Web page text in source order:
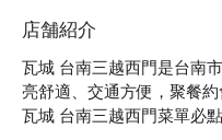
店舗紹介
瓦城 台南三越西門是台南
亮舒適、交通方便，聚餐約
瓦城 台南三越西門菜單必